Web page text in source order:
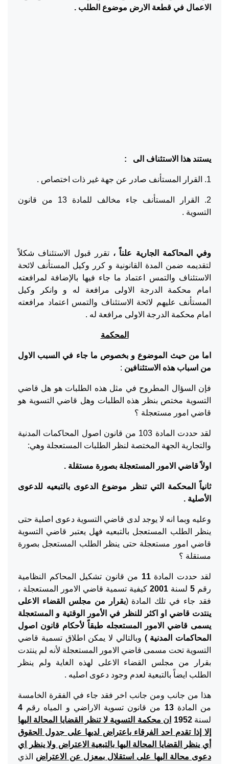
الاعمال في قطعة الارض موضوع الطلب .
يستند هذا الاستئناف الى :
1. القرار المستأنف صادر عن جهة غير ذات اختصاص .
2. القرار المستأنف جاء مخالف للمادة 13 من قانون
التسوية .
وفي المحاكمة الجارية علناً ،تقرر قبول الاستئناف شكلاً
لتقديمه ضمن المدة القانونية و كرر وكيل المستأنف لائحة
الاستئناف والتمس اعتماد ما جاء فيها بالإضافة لمرافعته
امام محكمة الدرجة الاولى مرافعة له و وانكر وكيل
المستأنف عليهم لائحة الاستئناف والتمس اعتماد مرافعته
امام محكمة الدرجة الاولى مرافعة له .
المحكمة
اما من حيث الموضوع و بخصوص ما جاء في السبب الاول
من اسباب هذه الاستئنافين :
فإن السؤال المطروح في مثل هذه الطلبات هو هل قاضي
التسوية مختص بنظر هذه الطلبات وهل قاضي التسوية هو
قاضي امور مستعجلة ؟
لقد حددت المادة 103 من قانون اصول المحاكمات المدنية
والتجارية الجهة المختصة لنظر الطلبات المستعجلة وهي:
اولاً قاضي الامور المستعجلة بصورة مستقلة .
ثانياً المحكمة التي تنظر موضوع الدعوى بالتبعيه للدعوى
الأصلية .
وعليه وبما انه لا يوجد لدى قاضي التسوية دعوى اصلية حتى
ينظر الطلب المستعجل بالتبعيه فهل يعتبر قاضي التسوية
قاضي امور مستعجلة حتى ينظر الطلب المستعجل بصورة
مستقلة ؟
لقد حددت المادة11 من قانون تشكيل المحاكم النظامية
رقم 5 لسنة 2001 كيفية تسمية قاضي الامور المستعجلة ،
فقد جاء في تلك المادة (بقرار من مجلس القضاء الاعلى
ينتدت قاضي او اكثر للنظر في الأمور الوقتية و المستعجلة
يسمى قاضي الامور المستعجله طبقاً لأحكام قانون اصول
المحاكمات المدنية ) وبالتالي لا يمكن اطلاق تسمية قاضي
التسوية تحت مسمى قاضي الامور المستعجلة لأنه لم ينتدت
بقرار من مجلس القضاء الاعلى لهذه الغاية ولم ينظر
الطلب ايضاً بالتبعية لعدم وجود دعوى اصليه .
هذا من جانب ومن جانب اخر فقد جاء في الفقرة الخامسة
من المادة13 من قانون تسوية الاراضي و المياه رقم 4
لسنة1952 ان محكمة التسوية لا تنظر القضايا المحالة اليها
إلا إذا تقدم احد الفرقاء باعتراض لديها على جدول الحقوق
أي ينظر القضايا المحالة اليها بالتبعية الاعتراض ولا ينظر اي
دعوى محالة اليها على استقلال بمعزل عن الاعتراض الذي